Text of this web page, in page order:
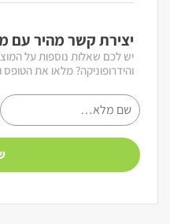
יצירת קשר מהיר עם
יש לכם שאלות נוספות על
והידרופוניקה? מלאו את